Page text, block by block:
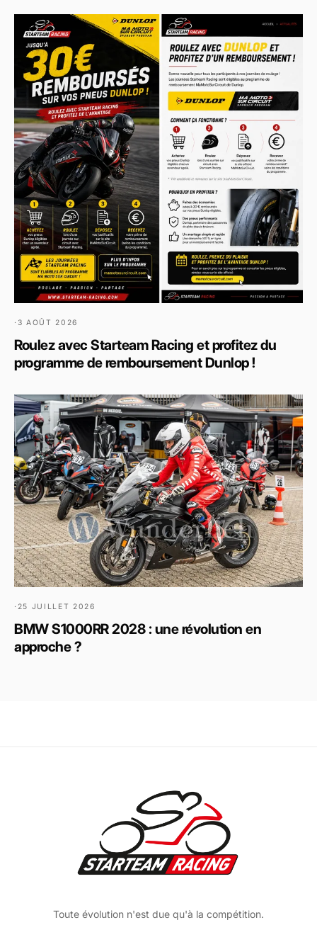
· 3 AOÛT 2026
Roulez avec Starteam Racing et profitez du
programme de remboursement Dunlop !
· 25 JUILLET 2026
BMW S1000RR 2028 : une révolution en
approche ?
Toute évolution n'est due qu'à la compétition.